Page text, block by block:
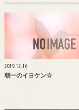
2019.12.16
朝一のイヨケン☆